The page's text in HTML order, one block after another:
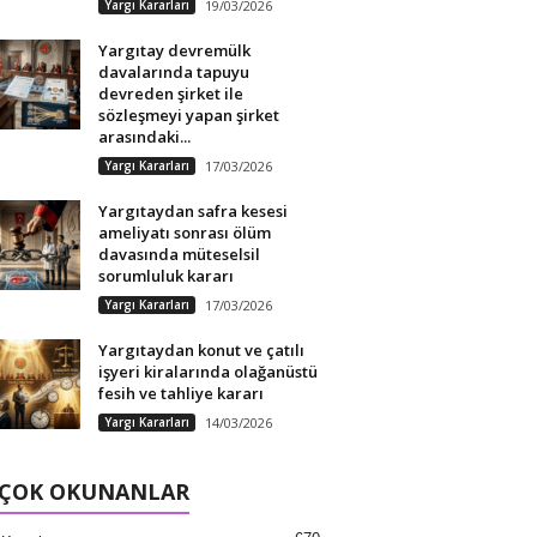
Yargı Kararları 19/03/2026
Yargıtay devremülk
davalarında tapuyu
devreden şirket ile
sözleşmeyi yapan şirket
arasındaki...
Yargı Kararları 17/03/2026
Yargıtaydan safra kesesi
ameliyatı sonrası ölüm
davasında müteselsil
sorumluluk kararı
Yargı Kararları 17/03/2026
Yargıtaydan konut ve çatılı
işyeri kiralarında olağanüstü
fesih ve tahliye kararı
Yargı Kararları 14/03/2026
OKUNANLAR